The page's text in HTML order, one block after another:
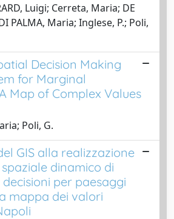
Luigi; Cerreta, Maria; DE
PALMA, Maria; Inglese, P.; Poli,
Decision Making
for Marginal
Map of Complex Values
Poli, G.
GIS alla realizzazione
dinamico di
per paesaggi
mappa dei valori